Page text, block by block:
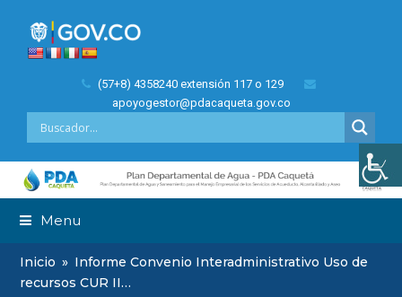
(57+8) 4358240 extensión 117 o 129
apoyogestor@pdacaqueta.gov.co
Menu
Inicio » Informe Convenio Interadministrativo Uso de
recursos CUR II…